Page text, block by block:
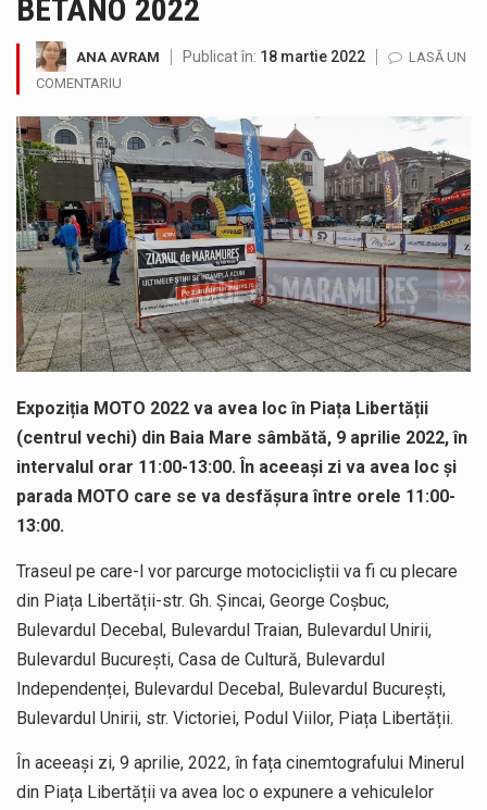
Liceul Ucrainean „Taras Șevcenko” din Sighetu Marmației, singurul liceu din România cu predare în limba ucraineană, are potențialul de a-și…
Proiectul pentru reconstrucția definitivă a podului peste râul Săsar din Baia Mare avansează într-o nouă etapă concretă. După asigurarea finanțării…
COD GALBEN. Interval de valabilitate: 07 august, ora 12.00 – 07 august, ora 23.00 / Fenomene vizate: instabilitate atmosferică, intensificări…
BETANO 2022
ANA AVRAM Publicat în: 18 martie 2022
LASĂ UN
COMENTARIU
Expoziția MOTO 2022 va avea loc în Piața Libertății
(centrul vechi) din Baia Mare sâmbătă, 9 aprilie 2022, în
intervalul orar 11:00-13:00. În aceeași zi va avea loc și
parada MOTO care se va desfășura între orele 11:00-
13:00.
Traseul pe care-l vor parcurge motocicliștii va fi cu plecare
din Piața Libertății-str. Gh. Șincai, George Coșbuc,
Bulevardul Decebal, Bulevardul Traian, Bulevardul Unirii,
Bulevardul București, Casa de Cultură, Bulevardul
Independenței, Bulevardul Decebal, Bulevardul București,
Bulevardul Unirii, str. Victoriei, Podul Viilor, Piața Libertății.
În aceeași zi, 9 aprilie, 2022, în fața cinemtografului Minerul
din Piața Libertății va avea loc o expunere a vehiculelor